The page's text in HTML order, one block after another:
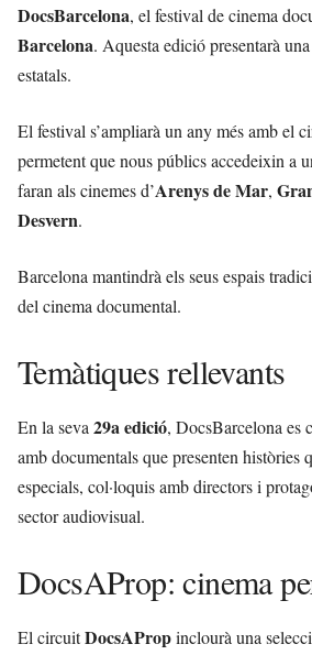
DocsBarcelona, el festival de cinema
Barcelona. Aquesta edició presentarà
estatals.
El festival s’ampliarà un any més amb el
permetent que nous públics accedeixin a
faran als cinemes d’Arenys de Mar,
Desvern.
Barcelona mantindrà els seus espais
del cinema documental.
Temàtiques rellevants
En la seva29a edició, DocsBarcelona es
amb documentals que presenten històries
especials, col·loquis amb directors i
sector audiovisual.
DocsAProp: cinema
El circuitDocsAPropinclourà una